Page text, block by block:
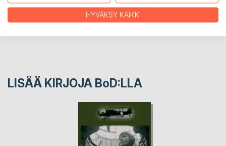
LUKIJA-ARVOSTELUT
LISÄÄ KIRJOJA BoD:LLA
HYVÄKSY KAIKKI